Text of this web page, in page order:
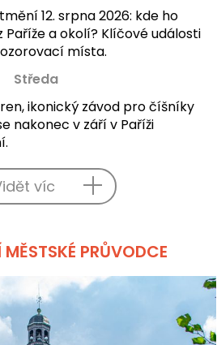
12. srpna 2026: kde ho
Paříže a okolí? Klíčové události
místa.
Středa
ikonický závod pro číšníky
nakonec v září v Paříži
víc
PRŮVODCE